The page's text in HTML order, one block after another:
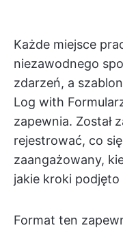
Każde miejsce
niezawodnego
zdarzeń, a
Log with
zapewnia. Został
rejestrować, co
zaangażowany,
jakie kroki
Format ten